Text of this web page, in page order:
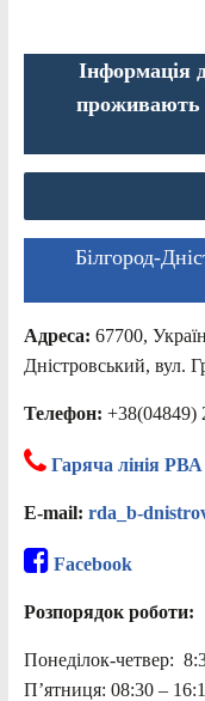
Інформація
проживають
Білгород-
Адреса: 67700,
Дністровський, вул.
Телефон: +38(04849)
Гаряча лінія РВА
E-mail: rda_b-
Facebook
Розпорядок роботи:
Понеділок-четвер:
П’ятниця: 08:30 –